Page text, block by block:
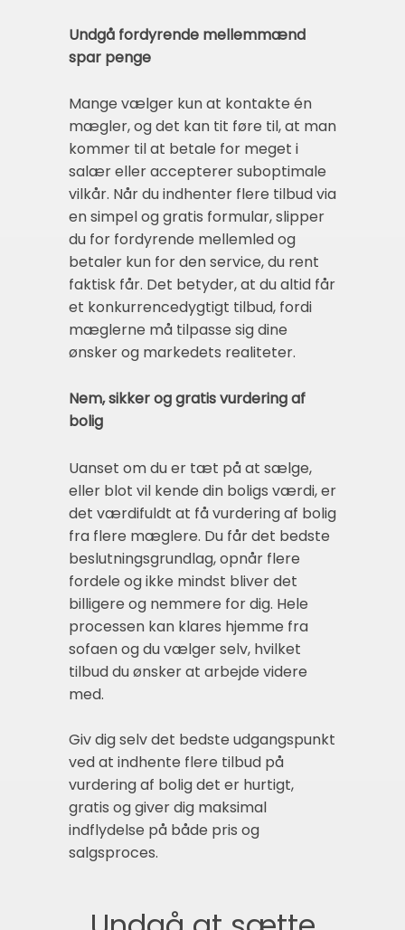
Undgå fordyrende mellemmænd
spar penge
Mange vælger kun at kontakte én
mægler, og det kan tit føre til, at man
kommer til at betale for meget i
salær eller accepterer suboptimale
vilkår. Når du indhenter flere tilbud via
en simpel og gratis formular, slipper
du for fordyrende mellemled og
betaler kun for den service, du rent
faktisk får. Det betyder, at du altid får
et konkurrencedygtigt tilbud, fordi
mæglerne må tilpasse sig dine
ønsker og markedets realiteter.
Nem, sikker og gratis vurdering af
bolig
Uanset om du er tæt på at sælge,
eller blot vil kende din boligs værdi, er
det værdifuldt at få vurdering af bolig
fra flere mæglere. Du får det bedste
beslutningsgrundlag, opnår flere
fordele og ikke mindst bliver det
billigere og nemmere for dig. Hele
processen kan klares hjemme fra
sofaen og du vælger selv, hvilket
tilbud du ønsker at arbejde videre
med.
Giv dig selv det bedste udgangspunkt
ved at indhente flere tilbud på
vurdering af bolig det er hurtigt,
gratis og giver dig maksimal
indflydelse på både pris og
salgsproces.